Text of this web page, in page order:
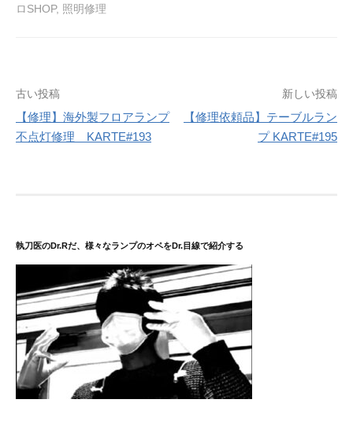
ロSHOP, 照明修理
投
稿
ナ
シ
ョ
ン
古い投稿
【修理】海外製フロアランプ
不点灯修理 KARTE#193
新しい投稿
【修理依頼品】テーブルラン
プ KARTE#195
執刀医のDr.Rだ、様々なランプのオペをDr.目線で紹介する